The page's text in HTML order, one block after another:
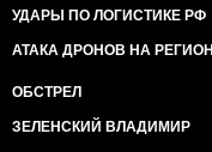
УДАРЫ ПО ЛОГИСТИКЕ РФ
АТАКА ДРОНОВ НА
ОБСТРЕЛ
ЗЕЛЕНСКИЙ ВЛАДИМИР